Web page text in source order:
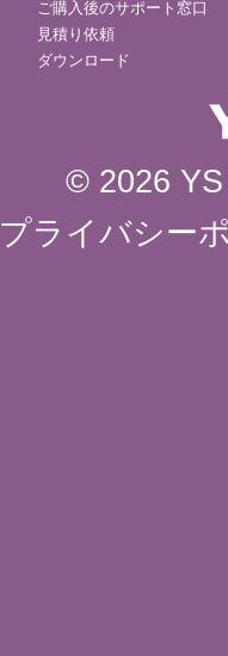
ご購入後のサポート窓口
見積り依頼
ダウンロード
© 2026
プライバシー